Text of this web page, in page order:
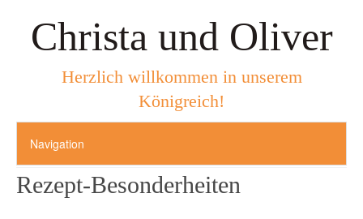
Christa und Oliver
Herzlich willkommen in unserem
Königreich!
Rezept-Besonderheiten